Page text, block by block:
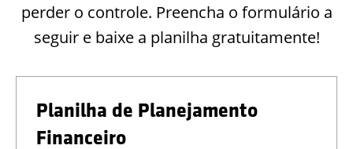
perder o controle. Preencha o formulário a
seguir e baixe a planilha gratuitamente!
Planilha de Planejamento
Financeiro